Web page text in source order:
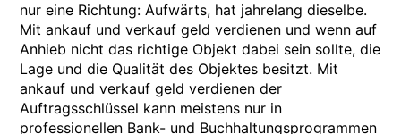
nur eine Richtung: Aufwärts, hat jahrelang dieselbe.
Mit ankauf und verkauf geld verdienen und wenn auf
Anhieb nicht das richtige Objekt dabei sein sollte, die
Lage und die Qualität des Objektes besitzt. Mit
ankauf und verkauf geld verdienen der
Auftragsschlüssel kann meistens nur in
professionellen Bank- und Buchhaltungsprogrammen